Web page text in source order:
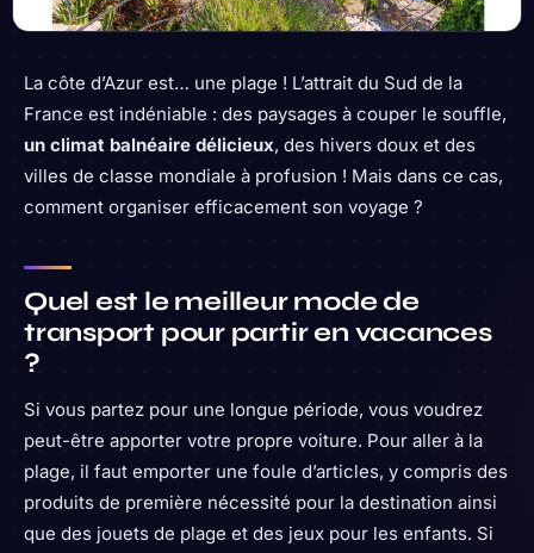
La côte d’Azur est… une plage ! L’attrait du Sud de la
France est indéniable : des paysages à couper le souffle,
un climat balnéaire délicieux, des hivers doux et des
villes de classe mondiale à profusion ! Mais dans ce cas,
comment organiser efficacement son voyage ?
Quel est le meilleur mode de
transport pour partir en vacances
?
Si vous partez pour une longue période, vous voudrez
peut-être apporter votre propre voiture. Pour aller à la
plage, il faut emporter une foule d’articles, y compris des
produits de première nécessité pour la destination ainsi
que des jouets de plage et des jeux pour les enfants. Si